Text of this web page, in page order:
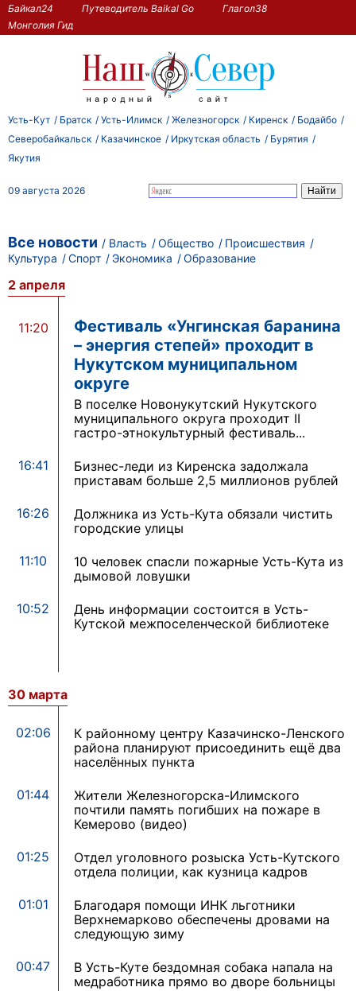
Байкал24 Путеводитель Baikal Go
Глагол38
Монголия Гид
Усть-Кут Братск Усть-Илимск Железногорск Киренск
Бодайбо
Северобайкальск
Казачинское Иркутская область
Бурятия
Якутия
09 августа 2026
Все новости Власть Общество
Происшествия
Культура
Спорт Экономика Образование
2 апреля
11:20
Фестиваль «Унгинская баранина
– энергия степей» проходит в
Нукутском муниципальном
округе
В поселке Новонукутский Нукутского
муниципального округа проходит II
гастро-этнокультурный фестиваль...
16:41
Бизнес-леди из Киренска задолжала
приставам больше 2,5 миллионов рублей
16:26
Должника из Усть-Кута обязали чистить
городские улицы
11:10
10 человек спасли пожарные Усть-Кута из
дымовой ловушки
10:52
День информации состоится в Усть-
Кутской межпоселенческой библиотеке
30 марта
02:06
К районному центру Казачинско-Ленского
района планируют присоединить ещё два
населённых пункта
01:44
Жители Железногорска-Илимского
почтили память погибших на пожаре в
Кемерово (видео)
01:25
Отдел уголовного розыска Усть-Кутского
отдела полиции, как кузница кадров
01:01
Благодаря помощи ИНК льготники
Верхнемарково обеспечены дровами на
следующую зиму
00:47
В Усть-Куте бездомная собака напала на
медработника прямо во дворе больницы